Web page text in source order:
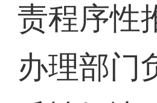
责程序性
办理部门